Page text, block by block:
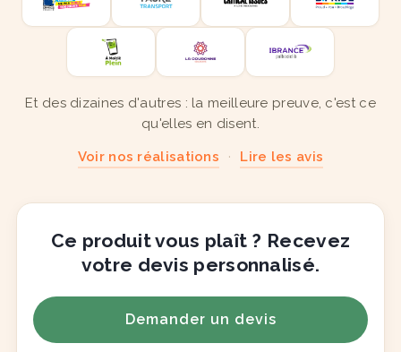
Et des dizaines d'autres : la meilleure preuve, c'est ce
qu'elles en disent.
Voir nos réalisations · Lire les avis
Ce produit vous plaît ? Recevez
votre devis personnalisé.
Demander un devis